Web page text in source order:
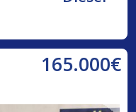
165.000€